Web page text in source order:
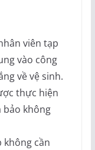
viên tạp
vào công
về vệ sinh.
thực hiện
bảo không
không cần